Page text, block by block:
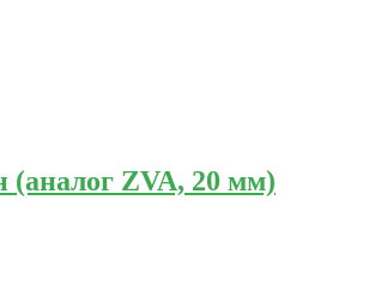
(аналог ZVA, 20 мм)